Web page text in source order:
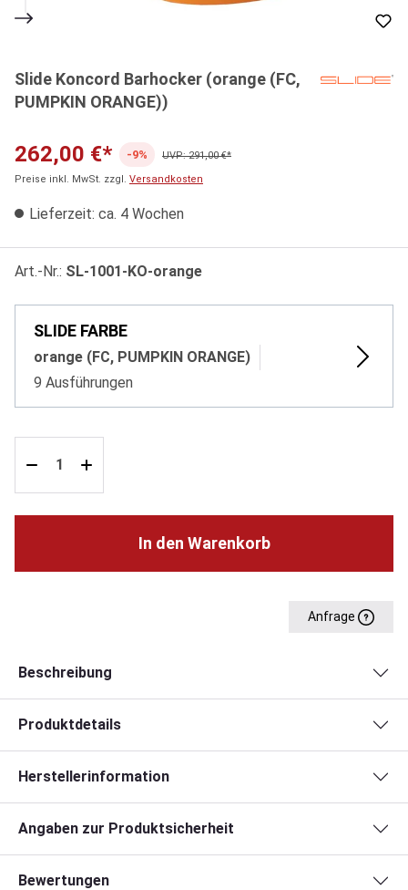
Slide Koncord Barhocker (orange (FC,
PUMPKIN ORANGE))
262,00 €* -9%
UVP: 291,00 €*
Preise inkl. MwSt. zzgl. Versandkosten
Lieferzeit: ca. 4 Wochen
Art.-Nr.: SL-1001-KO-orange
SLIDE FARBE
orange (FC, PUMPKIN ORANGE)
9 Ausführungen
In den Warenkorb
Anfrage
Beschreibung
Produktdetails
Herstellerinformation
Angaben zur Produktsicherheit
Bewertungen